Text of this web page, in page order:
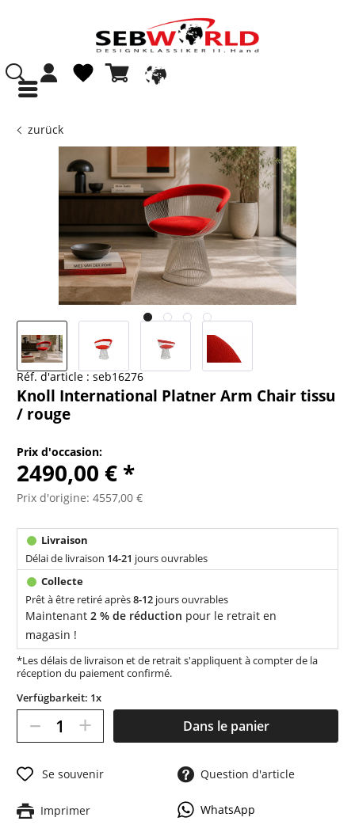
zurück
Réf. d'article : seb16276
Knoll International Platner Arm Chair tissu
/ rouge
Prix d'occasion:
2490,00 € *
Prix d'origine: 4557,00 €
Délai de livraison 14-21 jours ouvrables
Prêt à être retiré après8-12 jours ouvrables
Maintenant2 % de réduction pour le retrait en
magasin !
*Les délais de livraison et de retrait s'appliquent à compter de la
réception du paiement confirmé.
Verfügbarkeit: 1x
– + Dans le panier
Se souvenir Question d'article
Imprimer WhatsApp